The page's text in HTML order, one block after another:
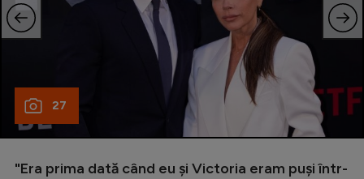
27
"Era prima dată când eu și Victoria eram puși într-